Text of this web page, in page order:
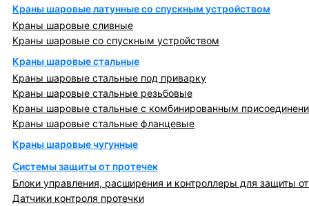
Краны шаровые латунные со спускным устройством
Краны шаровые сливные
Краны шаровые со спускным устройством
Краны шаровые стальные
Краны шаровые стальные под приварку
Краны шаровые стальные резьбовые
Краны шаровые стальные с комбинированным
Краны шаровые стальные фланцевые
Краны шаровые чугунные
Системы защиты от протечек
Блоки управления, расширения и контроллеры для защиты
Датчики контроля протечки